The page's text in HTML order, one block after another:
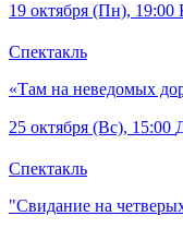
19 октября (Пн), 19:00
Спектакль
«Там на неведомых
25 октября (Вс), 15:00
Спектакль
"Свидание на